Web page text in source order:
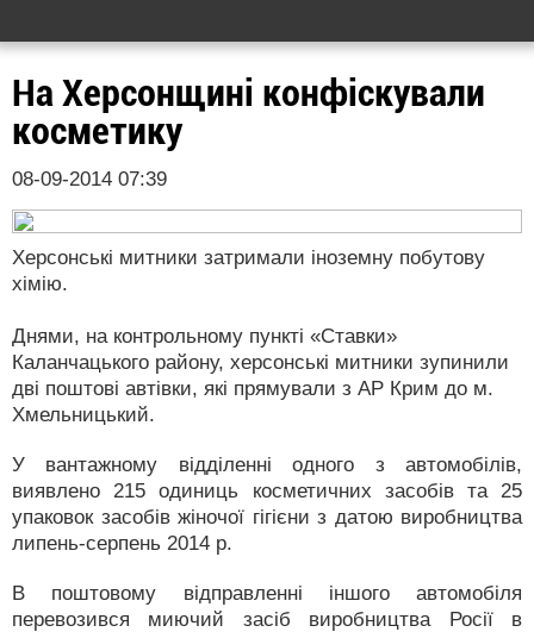
На Херсонщині конфіскували
косметику
08-09-2014 07:39
Херсонські митники затримали іноземну побутову
хімію.
Днями, на контрольному пункті «Ставки»
Каланчацького району, херсонські митники зупинили
дві поштові автівки, які прямували з АР Крим до м.
Хмельницький.
У вантажному відділенні одного з автомобілів,
виявлено 215 одиниць косметичних засобів та 25
упаковок засобів жіночої гігієни з датою виробництва
липень-серпень 2014 р.
В поштовому відправленні іншого автомобіля
перевозився миючий засіб виробництва Росії в